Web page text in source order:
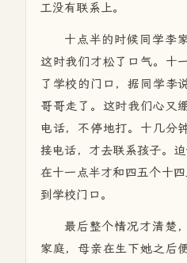
工没有联系上。
十点半的时候同学李
这时我们才松了口气。十
了学校的门口，据同学李
哥哥走了。这时我们心又
电话，不停地打。十几分
接电话，才去联系孩子。
在十一点半才和四五个十
到学校门口。
最后整个情况才清楚
家庭，母亲在生下她之后